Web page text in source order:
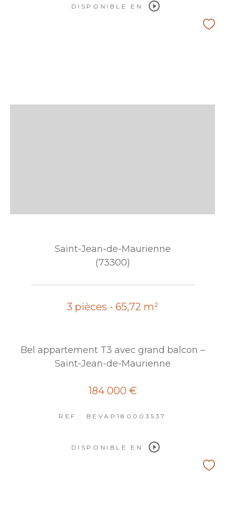
DISPONIBLE EN
Saint-Jean-de-Maurienne
(73300)
3 pièces - 65,72 m²
Bel appartement T3 avec grand balcon –
Saint-Jean-de-Maurienne
184 000 €
REF : BEVAP180003537
DISPONIBLE EN